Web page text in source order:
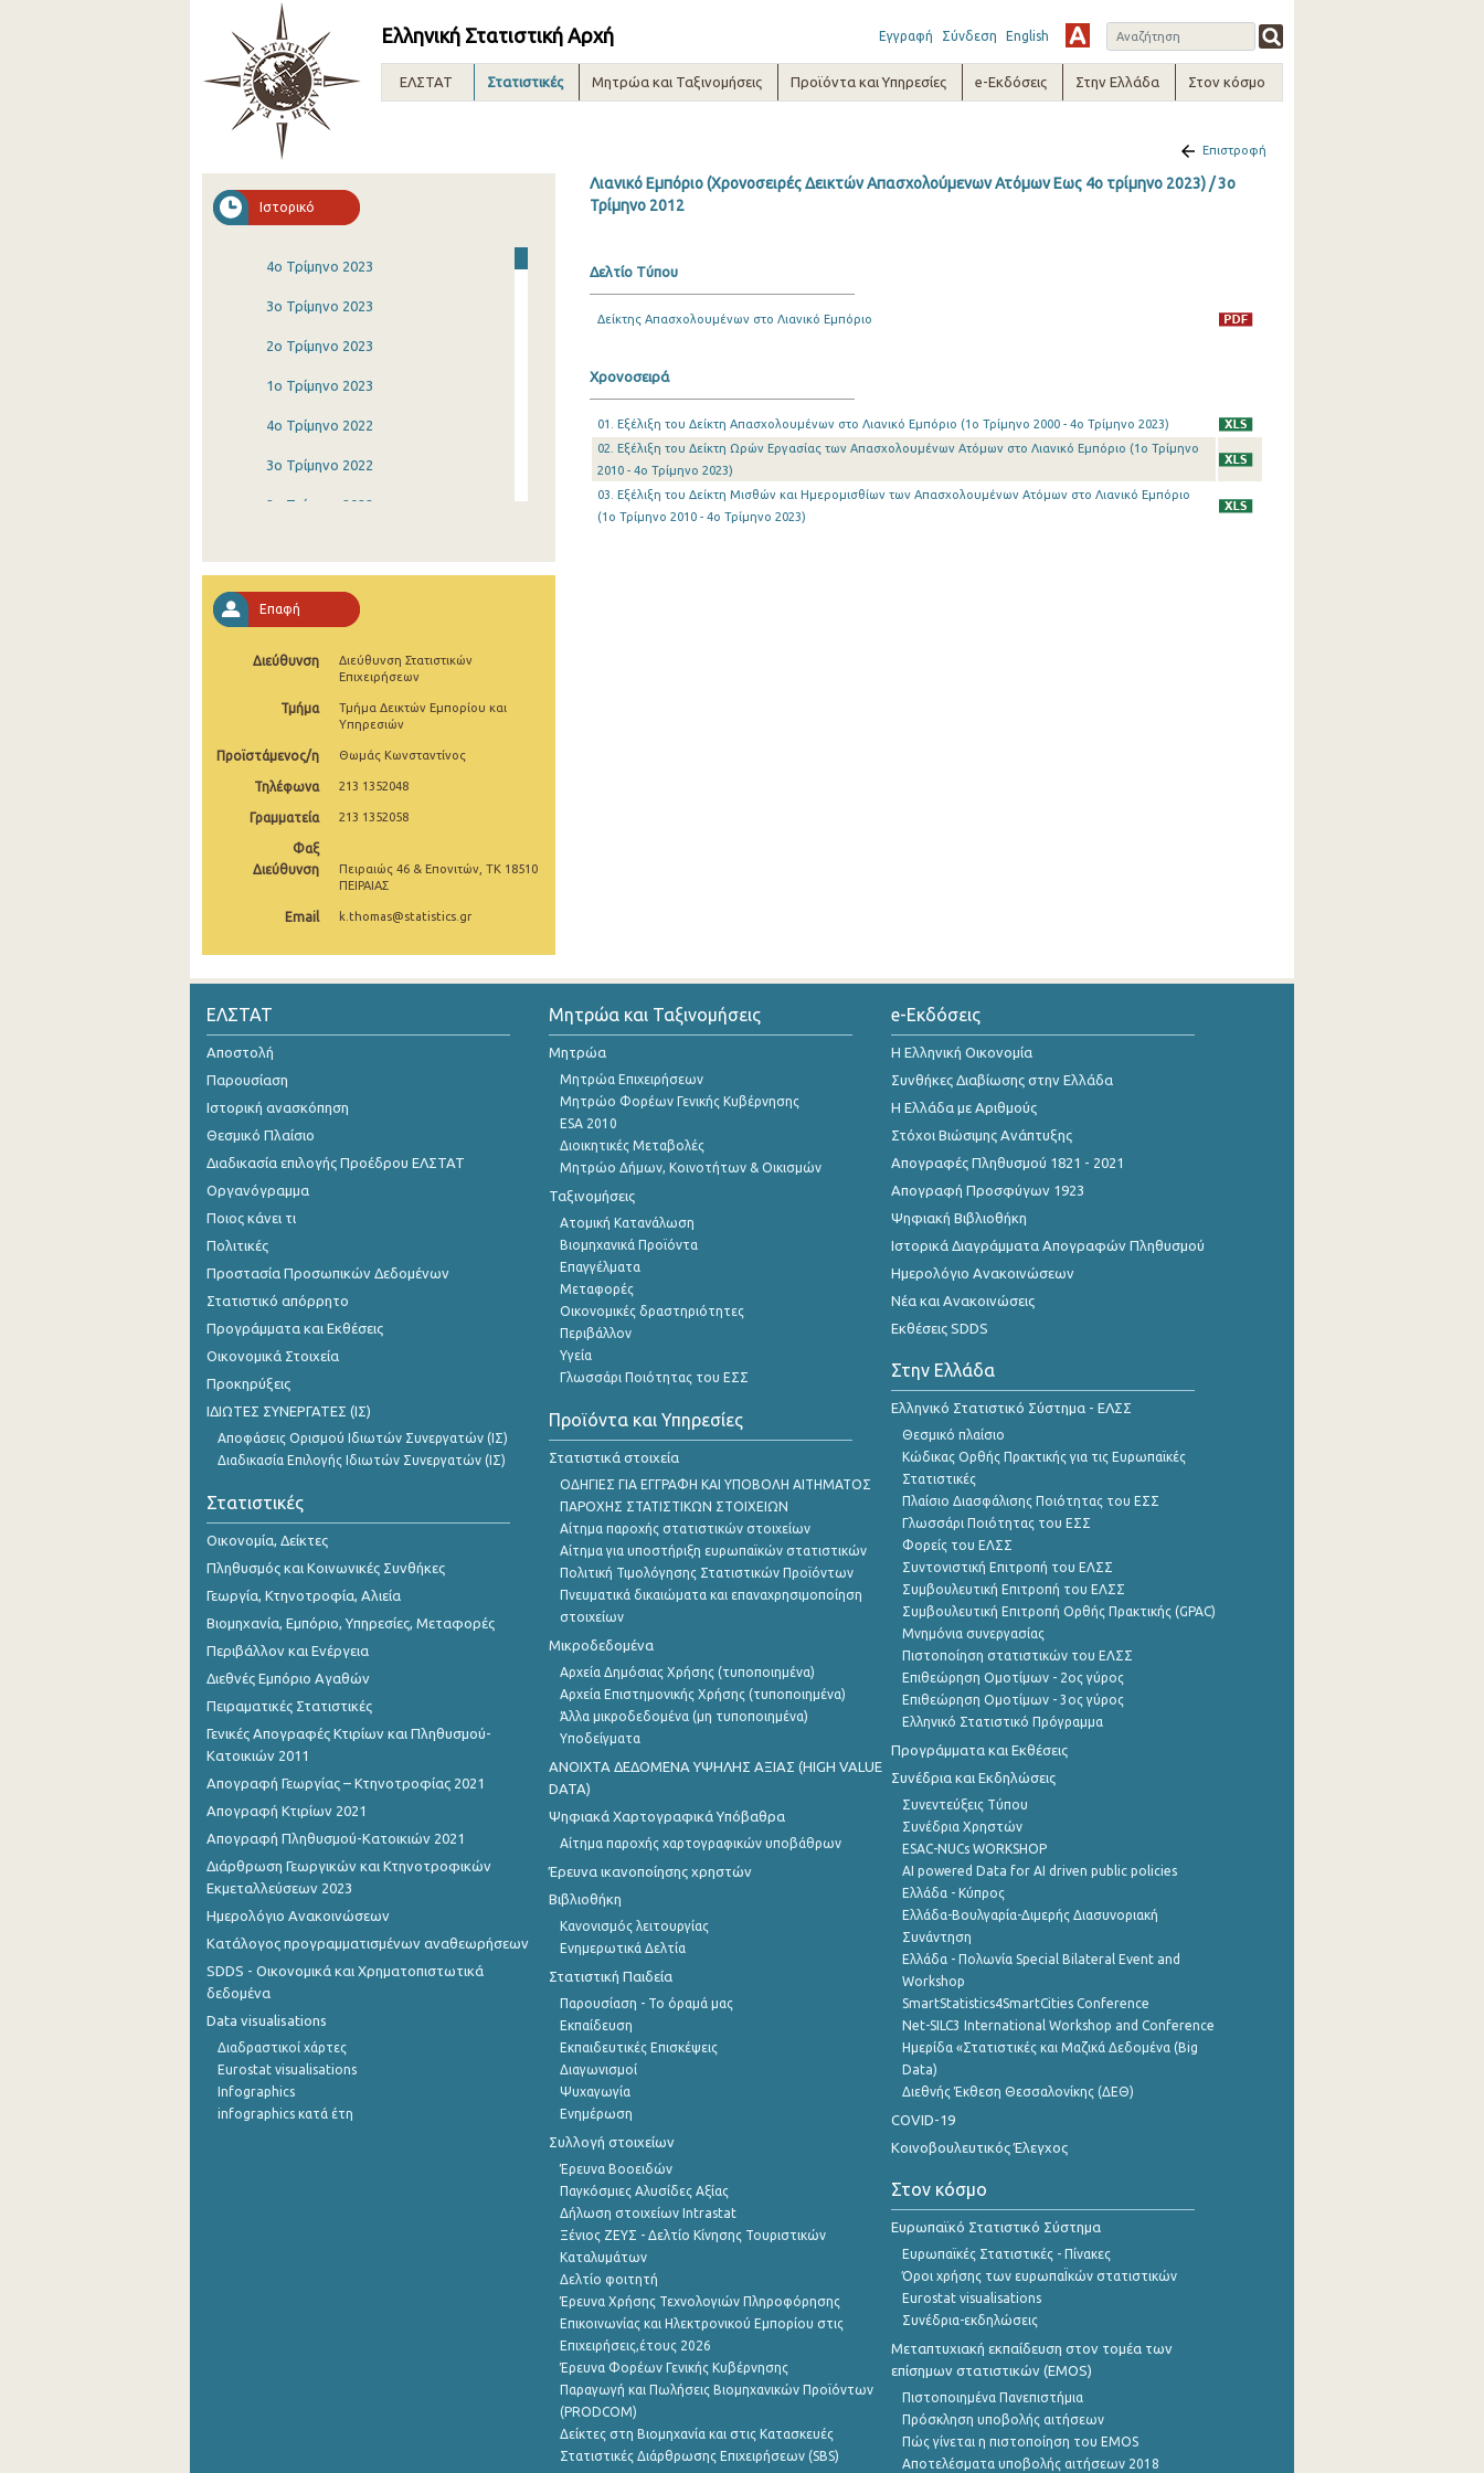
Ελληνική Στατιστική Αρχή Εγγραφή Σύνδεση English
ΕΛΣΤΑΤ Στατιστικές Μητρώα και Ταξινομήσεις Προϊόντα και Υπηρεσίες e-Εκδόσεις Στην Ελλάδα Στον κόσμο
Ιστορικό
4o Τρίμηνο 2023
3o Τρίμηνο 2023
2o Τρίμηνο 2023
1o Τρίμηνο 2023
4o Τρίμηνο 2022
3o Τρίμηνο 2022
2o Τρίμηνο 2022
3o Τρίμηνο 2021
2o Τρίμηνο 2021
1o Τρίμηνο 2021
3o Τρίμηνο 2020
2o Τρίμηνο 2020
1o Τρίμηνο 2020
2o Τρίμηνο 2019
1o Τρίμηνο 2019
4o Τρίμηνο 2018
3o Τρίμηνο 2018
2o Τρίμηνο 2018
4o Τρίμηνο 2017
2o Τρίμηνο 2017
1o Τρίμηνο 2017
4o Τρίμηνο 2016
3o Τρίμηνο 2016
2o Τρίμηνο 2016
1o Τρίμηνο 2016
4o Τρίμηνο 2015
3o Τρίμηνο 2015
2o Τρίμηνο 2015
1o Τρίμηνο 2015
4o Τρίμηνο 2014
3o Τρίμηνο 2014
2o Τρίμηνο 2014
1o Τρίμηνο 2014
3o Τρίμηνο 2013
1o Τρίμηνο 2013
4o Τρίμηνο 2012
3o Τρίμηνο 2012
2o Τρίμηνο 2012
Επαφή
Διεύθυνση
Διεύθυνση Στατιστικών
Επιχειρήσεων
Τμήμα
Τμήμα Δεικτών Εμπορίου και
Υπηρεσιών
Προϊστάμενος/η Θωμάς Κωνσταντίνος
Τηλέφωνα 213 1352048
Γραμματεία 213 1352058
Φαξ
Διεύθυνση
Πειραιώς 46 & Επονιτών, ΤΚ 18510
ΠΕΙΡΑΙΑΣ
Email k.thomas@statistics.gr
Επιστροφή
Λιανικό Εμπόριο (Χρονοσειρές Δεικτών Απασχολούμενων Ατόμων Εως 4ο τρίμηνο 2023) / 3o
Τρίμηνο 2012
Δελτίο Τύπου
Δείκτης Απασχολουμένων στο Λιανικό Εμπόριο
Χρονοσειρά
01. Eξέλιξη του Δείκτη Απασχολουμένων στο Λιανικό Εμπόριο (1o Τρίμηνο 2000 - 4o Τρίμηνο 2023)
02. Εξέλιξη του Δείκτη Ωρών Εργασίας των Απασχολουμένων Ατόμων στο Λιανικό Εμπόριο (1o Τρίμηνο
2010 - 4o Τρίμηνο 2023)
03. Εξέλιξη του Δείκτη Μισθών και Ημερομισθίων των Απασχολουμένων Ατόμων στο Λιανικό Εμπόριο
(1o Τρίμηνο 2010 - 4o Τρίμηνο 2023)
ΕΛΣΤΑΤ
Αποστολή
Παρουσίαση
Ιστορική ανασκόπηση
Θεσμικό Πλαίσιο
Διαδικασία επιλογής Προέδρου ΕΛΣΤΑΤ
Οργανόγραμμα
Ποιος κάνει τι
Πολιτικές
Προστασία Προσωπικών Δεδομένων
Στατιστικό απόρρητο
Προγράμματα και Εκθέσεις
Οικονομικά Στοιχεία
Προκηρύξεις
ΙΔΙΩΤΕΣ ΣΥΝΕΡΓΑΤΕΣ (ΙΣ)
Αποφάσεις Ορισμού Ιδιωτών Συνεργατών (ΙΣ)
Διαδικασία Επιλογής Ιδιωτών Συνεργατών (ΙΣ)
Στατιστικές
Οικονομία, Δείκτες
Πληθυσμός και Κοινωνικές Συνθήκες
Γεωργία, Κτηνοτροφία, Αλιεία
Βιομηχανία, Εμπόριο, Υπηρεσίες, Μεταφορές
Περιβάλλον και Ενέργεια
Διεθνές Εμπόριο Αγαθών
Πειραματικές Στατιστικές
Γενικές Απογραφές Κτιρίων και Πληθυσμού-
Κατοικιών 2011
Απογραφή Γεωργίας – Κτηνοτροφίας 2021
Απογραφή Κτιρίων 2021
Απογραφή Πληθυσμού-Κατοικιών 2021
Διάρθρωση Γεωργικών και Κτηνοτροφικών
Εκμεταλλεύσεων 2023
Ημερολόγιο Ανακοινώσεων
Κατάλογος προγραμματισμένων αναθεωρήσεων
SDDS - Οικονομικά και Χρηματοπιστωτικά
δεδομένα
Data visualisations
Διαδραστικοί χάρτες
Eurostat visualisations
Infographics
infographics κατά έτη
Μητρώα και Ταξινομήσεις
Μητρώα
Μητρώα Επιχειρήσεων
Μητρώο Φορέων Γενικής Κυβέρνησης
ESA 2010
Διοικητικές Μεταβολές
Μητρώο Δήμων, Κοινοτήτων & Οικισμών
Ταξινομήσεις
Ατομική Κατανάλωση
Βιομηχανικά Προϊόντα
Επαγγέλματα
Μεταφορές
Οικονομικές δραστηριότητες
Περιβάλλον
Υγεία
Γλωσσάρι Ποιότητας του ΕΣΣ
Προϊόντα και Υπηρεσίες
Στατιστικά στοιχεία
ΟΔΗΓΙΕΣ ΓΙΑ ΕΓΓΡΑΦΗ ΚΑΙ ΥΠΟΒΟΛΗ ΑΙΤΗΜΑΤΟΣ
ΠΑΡΟΧΗΣ ΣΤΑΤΙΣΤΙΚΩΝ ΣΤΟΙΧΕΙΩΝ
Αίτημα παροχής στατιστικών στοιχείων
Αίτημα για υποστήριξη ευρωπαϊκών στατιστικών
Πολιτική Τιμολόγησης Στατιστικών Προϊόντων
Πνευματικά δικαιώματα και επαναχρησιμοποίηση
στοιχείων
Μικροδεδομένα
Αρχεία Δημόσιας Χρήσης (τυποποιημένα)
Αρχεία Επιστημονικής Χρήσης (τυποποιημένα)
Άλλα μικροδεδομένα (μη τυποποιημένα)
Υποδείγματα
ANOIXTA ΔΕΔΟΜΕΝΑ ΥΨΗΛΗΣ ΑΞΙΑΣ (HIGH VALUE
DATA)
Ψηφιακά Χαρτογραφικά Υπόβαθρα
Αίτημα παροχής χαρτογραφικών υποβάθρων
Έρευνα ικανοποίησης χρηστών
Βιβλιοθήκη
Κανονισμός λειτουργίας
Ενημερωτικά Δελτία
Στατιστική Παιδεία
Παρουσίαση - Το όραμά μας
Εκπαίδευση
Εκπαιδευτικές Επισκέψεις
Διαγωνισμοί
Ψυχαγωγία
Ενημέρωση
Συλλογή στοιχείων
Έρευνα Βοοειδών
Παγκόσμιες Αλυσίδες Αξίας
Δήλωση στοιχείων Intrastat
Ξένιος ΖΕΥΣ - Δελτίο Κίνησης Τουριστικών
Καταλυμάτων
Δελτίο φοιτητή
Έρευνα Χρήσης Τεχνολογιών Πληροφόρησης
Επικοινωνίας και Ηλεκτρονικού Εμπορίου στις
Επιχειρήσεις,έτους 2026
Έρευνα Φορέων Γενικής Κυβέρνησης
Παραγωγή και Πωλήσεις Βιομηχανικών Προϊόντων
(PRODCOM)
Δείκτες στη Βιομηχανία και στις Κατασκευές
Στατιστικές Διάρθρωσης Επιχειρήσεων (SBS)
e-Εκδόσεις
Η Ελληνική Οικονομία
Συνθήκες Διαβίωσης στην Ελλάδα
Η Ελλάδα με Αριθμούς
Στόχοι Βιώσιμης Ανάπτυξης
Απογραφές Πληθυσμού 1821 - 2021
Απογραφή Προσφύγων 1923
Ψηφιακή Βιβλιοθήκη
Ιστορικά Διαγράμματα Απογραφών Πληθυσμού
Ημερολόγιο Ανακοινώσεων
Νέα και Ανακοινώσεις
Εκθέσεις SDDS
Στην Ελλάδα
Ελληνικό Στατιστικό Σύστημα - ΕΛΣΣ
Θεσμικό πλαίσιο
Κώδικας Ορθής Πρακτικής για τις Ευρωπαϊκές
Στατιστικές
Πλαίσιο Διασφάλισης Ποιότητας του ΕΣΣ
Γλωσσάρι Ποιότητας του ΕΣΣ
Φορείς του ΕΛΣΣ
Συντονιστική Επιτροπή του ΕΛΣΣ
Συμβουλευτική Επιτροπή του ΕΛΣΣ
Συμβουλευτική Επιτροπή Ορθής Πρακτικής (GPAC)
Μνημόνια συνεργασίας
Πιστοποίηση στατιστικών του ΕΛΣΣ
Επιθεώρηση Ομοτίμων - 2ος γύρος
Επιθεώρηση Ομοτίμων - 3ος γύρος
Ελληνικό Στατιστικό Πρόγραμμα
Προγράμματα και Εκθέσεις
Συνέδρια και Εκδηλώσεις
Συνεντεύξεις Τύπου
Συνέδρια Χρηστών
ESAC-NUCs WORKSHOP
AI powered Data for AI driven public policies
Ελλάδα - Κύπρος
Ελλάδα-Βουλγαρία-Διμερής Διασυνοριακή
Συνάντηση
Ελλάδα - Πολωνία Special Bilateral Event and
Workshop
SmartStatistics4SmartCities Conference
Net-SILC3 International Workshop and Conference
Ημερίδα «Στατιστικές και Μαζικά Δεδομένα (Big
Data)
Διεθνής Έκθεση Θεσσαλονίκης (ΔΕΘ)
COVID-19
Κοινοβουλευτικός Έλεγχος
Στον κόσμο
Ευρωπαϊκό Στατιστικό Σύστημα
Ευρωπαϊκές Στατιστικές - Πίνακες
Όροι χρήσης των ευρωπαΪκών στατιστικών
Eurostat visualisations
Συνέδρια-εκδηλώσεις
Μεταπτυχιακή εκπαίδευση στον τομέα των
επίσημων στατιστικών (EMOS)
Πιστοποιημένα Πανεπιστήμια
Πρόσκληση υποβολής αιτήσεων
Πώς γίνεται η πιστοποίηση του EMOS
Αποτελέσματα υποβολής αιτήσεων 2018